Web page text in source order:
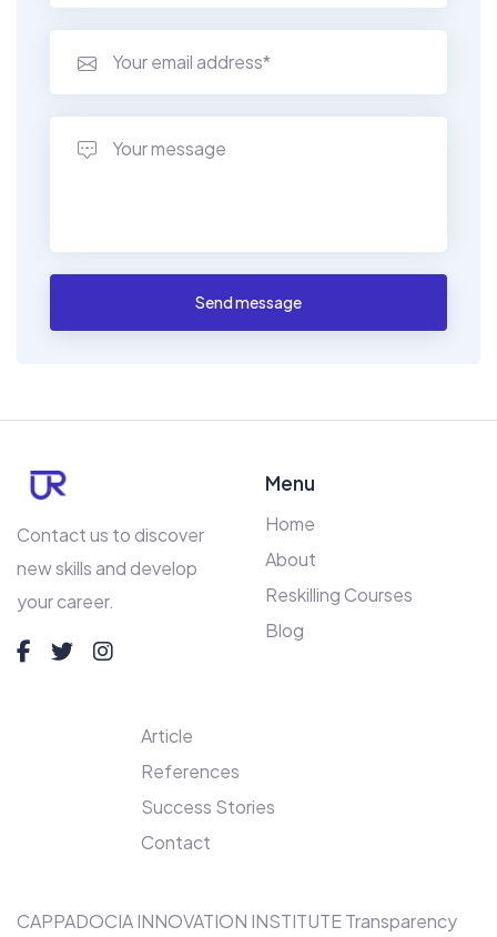
Send message
Contact us to discover
new skills and develop
your career.
Menu
Home
About
Reskilling Courses
Blog
Article
References
Success Stories
Contact
CAPPADOCIA INNOVATION INSTITUTE Transparency